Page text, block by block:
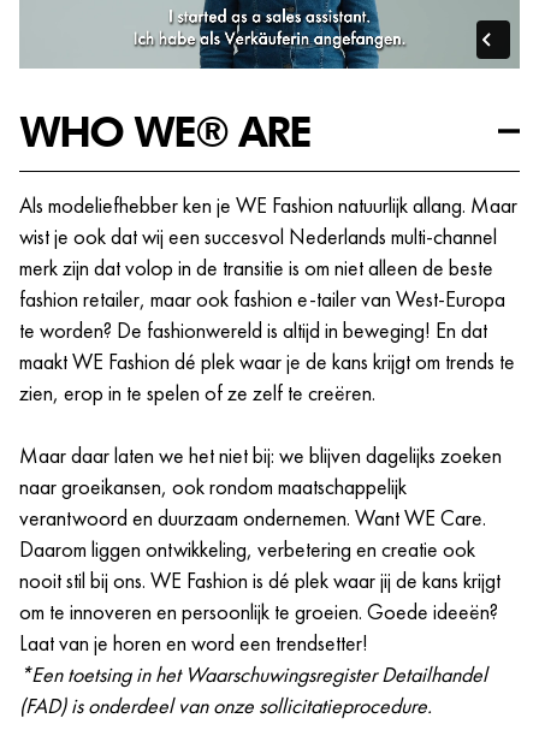
bij aan een consistente winkelbeleving voor onze klanten.
Bij WE® krijg je de ruimte om jezelf verder te ontwikkelen
leer je hoe je commerciële inzichten vertaalt naar sterke
winkelpresentaties en ontwikkel je jezelf stap voor stap
En natuurlijk geef jij iedere klant een warm welkom en
adviseer je over de nieuwste trends.
Waar jij impact maakt:
Je hebt affiniteit met mode, styling en visual
merchandising en krijgt energie van een inspirerende
winkelomgeving.
Je brengt de benodigde kennis mee via een opleiding
in de richting van mode, styling of retail, of op een
andere manier die jou voorbereidt op deze rol.
Je hebt al enige ervaring opgedaan met visual
merchandising, styling of winkelpresentatie en wilt
jezelf hierin verder ontwikkelen.
Je ziet commerciële kansen en weet deze te vertalen
naar een aantrekkelijke winkelpresentatie.
Je neemt initiatief, werkt graag samen en vindt het
Standaard 20% shopkorting.
Jaarlijkse “Moments that matter day”; een extra vrije
betekenis voor jou.
Korting op jouw sportabonnement, een goede
pensioenregeling en een uitgebreid pakket aan
collectieve verzekeringen.
De kans om continu te leren en te ontwikkelen, zowel
vakinhoudelijk als persoonlijk. Vanuit onze WE®
Academy bieden we bijvoorbeeld verschillende
opleidings- en trainingsmogelijkheden die jij nodig
hebt om bij ons te excelleren.
WHO WE® ARE
Als modeliefhebber ken je WE Fashion natuurlijk allang. Maar
wist je ook dat wij een succesvol Nederlands multi-channel
merk zijn dat volop in de transitie is om niet alleen de beste
fashion retailer, maar ook fashion e-tailer van West-Europa
te worden? De fashionwereld is altijd in beweging! En dat
maakt WE Fashion dé plek waar je de kans krijgt om trends te
zien, erop in te spelen of ze zelf te creëren.
Maar daar laten we het niet bij: we blijven dagelijks zoeken
naar groeikansen, ook rondom maatschappelijk
verantwoord en duurzaam ondernemen. Want WE Care.
Daarom liggen ontwikkeling, verbetering en creatie ook
nooit stil bij ons. WE Fashion is dé plek waar jij de kans krijgt
om te innoveren en persoonlijk te groeien. Goede ideeën?
Laat van je horen en word een trendsetter!
*Een toetsing in het Waarschuwingsregister Detailhandel
(FAD) is onderdeel van onze sollicitatieprocedure.